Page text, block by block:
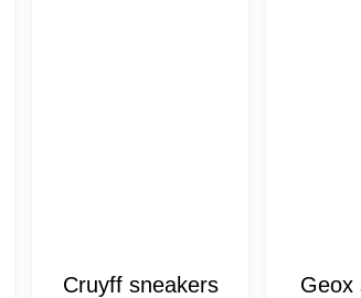
Cruyff sneakers Geox